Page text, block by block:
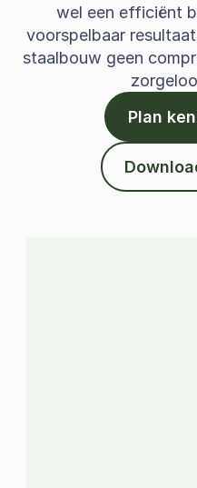
Te koop
Nieuwbouw
heropbouw
Modelwoning
wel een efficiënt
voorspelbaar
staalbouw geen
Plan